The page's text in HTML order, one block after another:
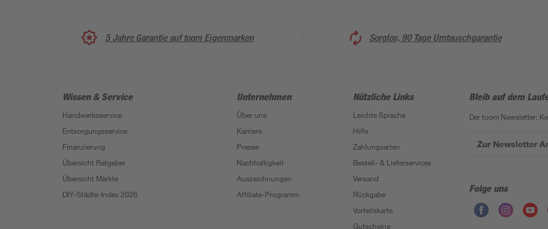
5 Jahre Garantie auf toom Eigenmarken Sorglos, 90 Tage Umtauschgarantie
Wissen & Service
Handwerksservice
Entsorgungsservice
Finanzierung
Übersicht Ratgeber
Übersicht Märkte
DIY-Städte-Index 2026
Unternehmen
Über uns
Karriere
Presse
Nachhaltigkeit
Auszeichnungen
Affiliate-Programm
Nützliche Links
Leichte Sprache
Hilfe
Zahlungsarten
Bestell- & Lieferservices
Versand
Rückgabe
Vorteilskarte
Gutscheine
Bleib auf dem
Der toom Newsletter:
Zur Newsletter
Folge uns